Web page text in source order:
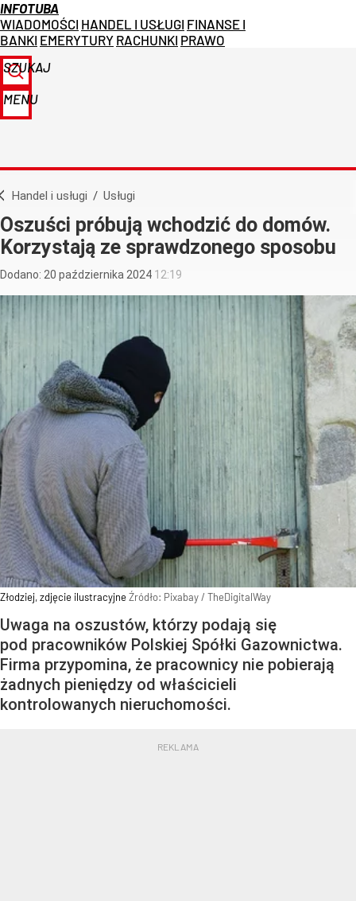
INFOTUBA
WIADOMOŚCI HANDEL I USŁUGI FINANSE I
BANKI EMERYTURY RACHUNKI PRAWO
SZUKAJ
MENU
Handel i usługi / Usługi
Oszuści próbują wchodzić do domów.
Korzystają ze sprawdzonego sposobu
Dodano: 20 października 2024 12:19
Złodziej, zdjęcie ilustracyjneŹródło: Pixabay/ TheDigitalWay
Uwaga na oszustów, którzy podają się
pod pracowników Polskiej Spółki Gazownictwa.
Firma przypomina, że pracownicy nie pobierają
żadnych pieniędzy od właścicieli
kontrolowanych nieruchomości.